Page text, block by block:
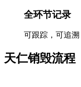
全环节记录
可跟踪，可追溯
天仁销毁流程